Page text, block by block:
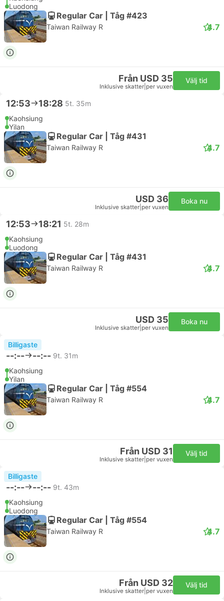
Luodong
Regular Car | Tåg #423
Taiwan Railway R 4.7
Från USD 35
Inklusive skatter per vuxen
Välj tid
12:53 18:28 5t. 35m
Kaohsiung
Yilan
Regular Car | Tåg #431
Taiwan Railway R 4.7
USD 36
Inklusive skatter per vuxen
Boka nu
12:53 18:21 5t. 28m
Kaohsiung
Luodong
Regular Car | Tåg #431
Taiwan Railway R 4.7
USD 35
Inklusive skatter per vuxen
Boka nu
Billigaste
--:-- --:-- 9t. 31m
Kaohsiung
Yilan
Regular Car | Tåg #554
Taiwan Railway R 4.7
Från USD 31
Inklusive skatter per vuxen
Välj tid
Billigaste
--:-- --:-- 9t. 43m
Kaohsiung
Luodong
Regular Car | Tåg #554
Taiwan Railway R 4.7
Från USD 32
Inklusive skatter per vuxen
Välj tid